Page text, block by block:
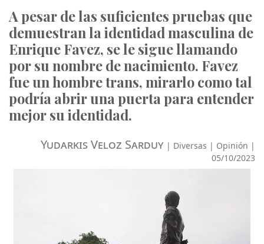
A pesar de las suficientes pruebas que
demuestran la identidad masculina de
Enrique Favez, se le sigue llamando
por su nombre de nacimiento. Favez
fue un hombre trans, mirarlo como tal
podría abrir una puerta para entender
mejor su identidad.
Yudarkis Veloz Sarduy | Diversas | Opinión |
05/10/2023